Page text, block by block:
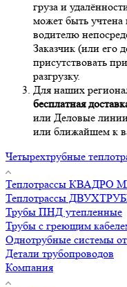
груза и
может быть учтена
водителю
Заказчик (или его
присутствовать
разгрузку.
Для наших
бесплатная
или Деловые
или ближайшем к
Четырехтрубные
Теплотрассы КВАДРО
Теплотрассы
Трубы ПНД утепленные
Трубы с греющим
Однотрубные системы
Детали трубопроводов
Компания